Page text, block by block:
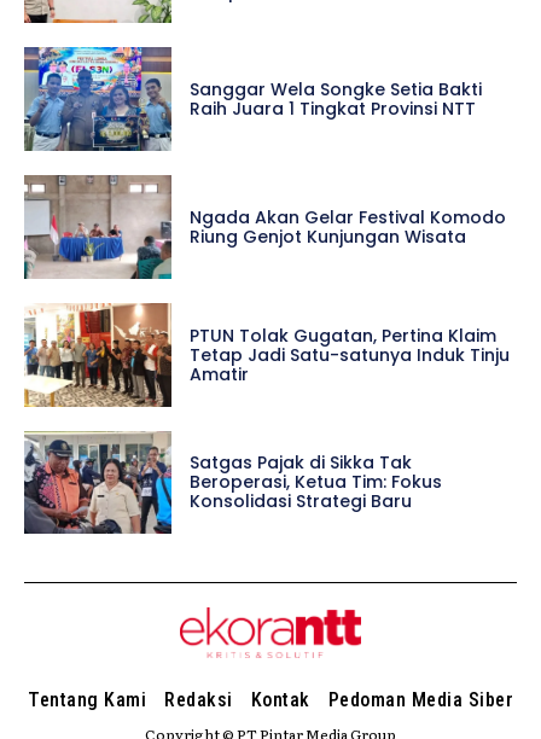
Tentang Kami Redaksi Kontak Pedoman Media Siber
Copyright © PT Pintar Media Group